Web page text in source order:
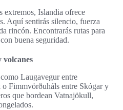
extremos, Islandia ofrece
Aquí sentirás silencio, fuerza
rincón. Encontrarás rutas para
buena seguridad.
volcanes
Laugavegur entre
Fimmvörðuháls entre Skógar y
que bordean Vatnajökull,